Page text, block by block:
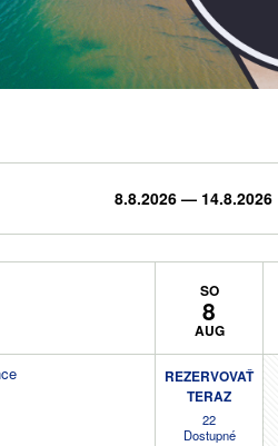
8.8.2026 — 14.8.2026
SO
8
AUG
REZERVOVAŤ
TERAZ
22
Dostupné